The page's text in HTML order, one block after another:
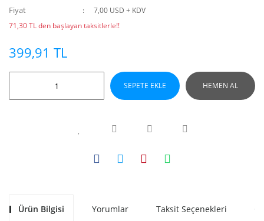
Fiyat
7,00 USD + KDV
71,30 TL den başlayan taksitlerle!!
399,91 TL
SEPETE EKLE HEMEN AL
Ürün Bilgisi Yorumlar Taksit Seçenekleri